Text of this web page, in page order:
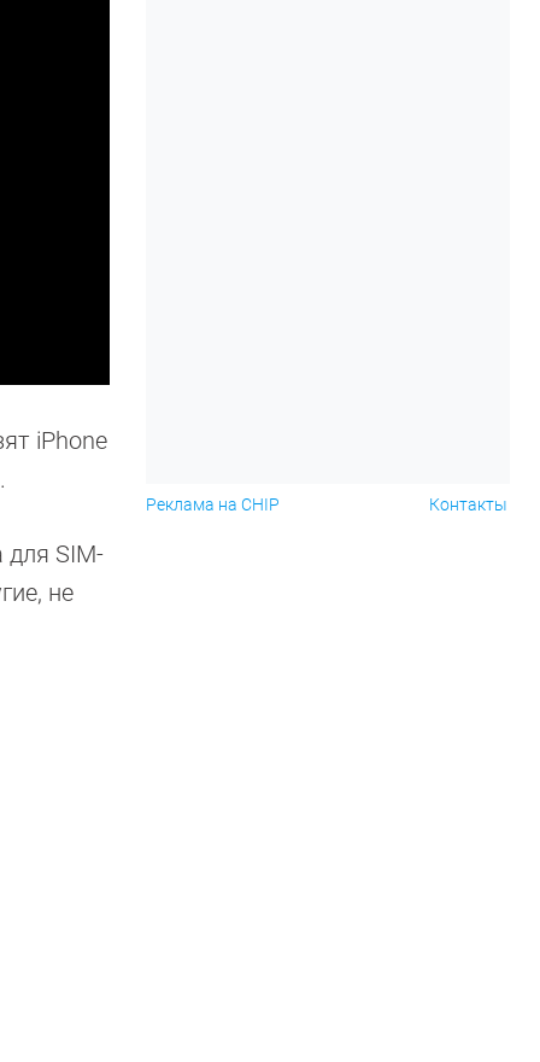
iPhone
для SIM-
не
Реклама на CHIP Контакты